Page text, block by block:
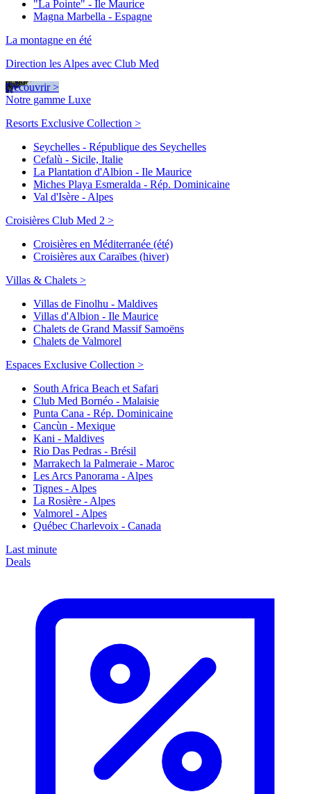
"La Pointe" - Ile Maurice
Magna Marbella - Espagne
La montagne en été
Direction les Alpes avec Club Med
Découvrir >
Notre gamme Luxe
Resorts Exclusive Collection >
Seychelles - République des Seychelles
Cefalù - Sicile, Italie
La Plantation d'Albion - Ile Maurice
Miches Playa Esmeralda - Rép. Dominicaine
Val d'Isère - Alpes
Croisières Club Med 2 >
Croisières en Méditerranée (été)
Croisières aux Caraïbes (hiver)
Villas & Chalets >
Villas de Finolhu - Maldives
Villas d'Albion - Ile Maurice
Chalets de Grand Massif Samoëns
Chalets de Valmorel
Espaces Exclusive Collection >
South Africa Beach et Safari
Club Med Bornéo - Malaisie
Punta Cana - Rép. Dominicaine
Cancùn - Mexique
Kani - Maldives
Rio Das Pedras - Brésil
Marrakech la Palmeraie - Maroc
Les Arcs Panorama - Alpes
Tignes - Alpes
La Rosière - Alpes
Valmorel - Alpes
Québec Charlevoix - Canada
Last minute
Deals